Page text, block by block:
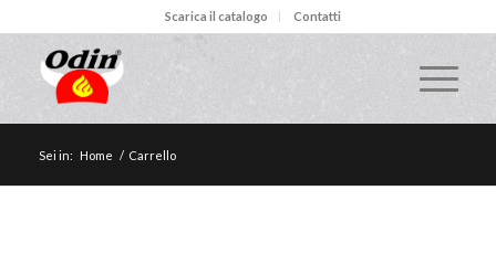
Scarica il catalogo Contatti
Sei in: Home / Carrello